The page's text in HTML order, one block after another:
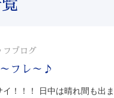
フブログ
フレ～♪
イ！！！ 日中は晴れ間も出